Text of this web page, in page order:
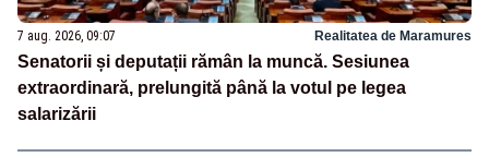
7 aug. 2026, 09:07 Realitatea de Maramures
Senatorii și deputații rămân la muncă. Sesiunea
extraordinară, prelungită până la votul pe legea
salarizării